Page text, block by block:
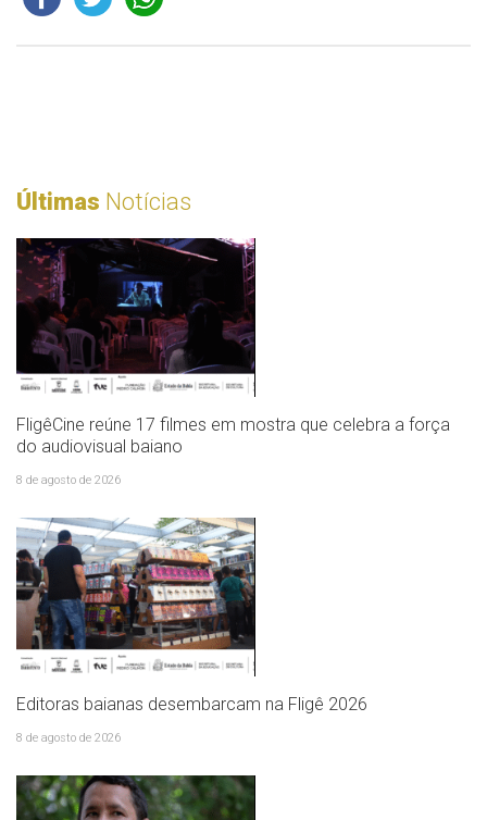
Últimas Notícias
FligêCine reúne 17 filmes em mostra que celebra a força
do audiovisual baiano
8 de agosto de 2026
Editoras baianas desembarcam na Fligê 2026
8 de agosto de 2026